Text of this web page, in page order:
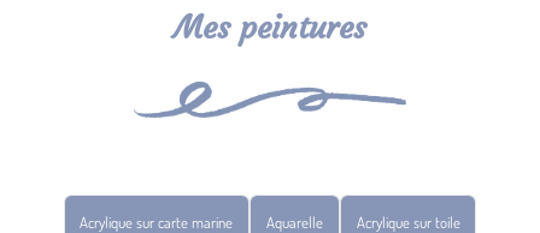
Mes peintures
Acrylique sur carte marine Aquarelle Acrylique sur toile